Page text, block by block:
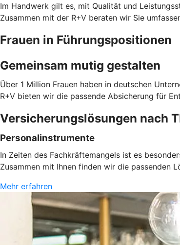
Im Handwerk gilt es, mit Qualität und
Zusammen mit der R+V beraten wir Sie
Frauen in Führungspositionen
Gemeinsam mutig gestalten
Über 1 Million Frauen haben in deutschen
R+V bieten wir die passende Absicherung für
Versicherungslösungen nach
Personalinstrumente
In Zeiten des Fachkräftemangels ist es
Zusammen mit Ihnen finden wir die passenden
Mehr erfahren